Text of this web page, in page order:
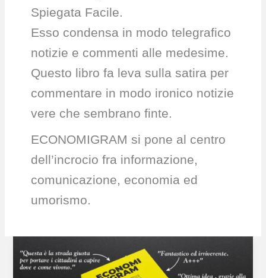
Spiegata Facile.
Esso condensa in modo telegrafico
notizie e commenti alle medesime.
Questo libro fa leva sulla satira per
commentare in modo ironico notizie
vere che sembrano finte.
ECONOMIGRAM si pone al centro
dell’incrocio fra informazione,
comunicazione, economia ed
umorismo.
ECONOMIGRAM
il